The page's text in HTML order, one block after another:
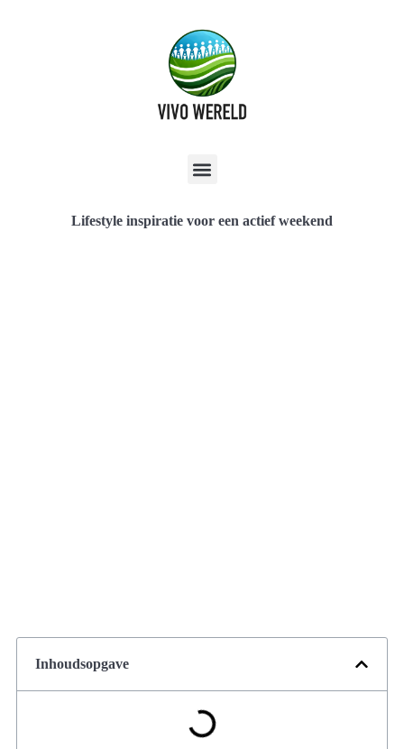
Lifestyle inspiratie voor een actief weekend
Inhoudsopgave